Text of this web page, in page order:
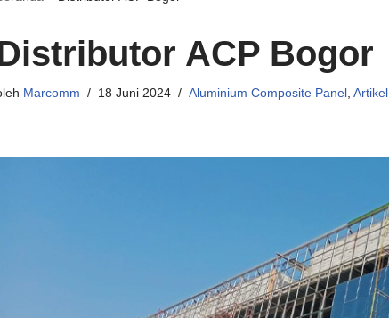
ACP Bogor
Marcomm 18 Juni 2024 Aluminium Composite Panel, Artikel,